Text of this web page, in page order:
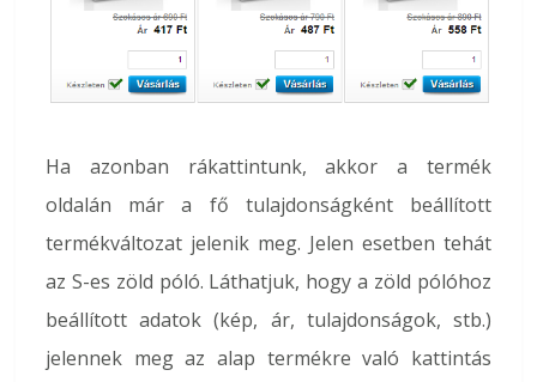
Ha azonban rákattintunk, akkor a termék
oldalán már a fő tulajdonságként beállított
termékváltozat jelenik meg. Jelen esetben tehát
az S-es zöld póló. Láthatjuk, hogy a zöld pólóhoz
beállított adatok (kép, ár, tulajdonságok, stb.)
jelennek meg az alap termékre való kattintás